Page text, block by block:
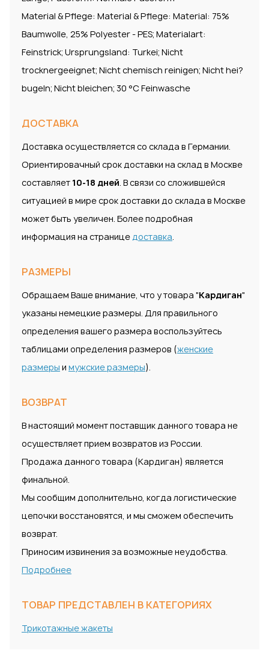
Material & Pflege: Material & Pflege: Material: 75%
Baumwolle, 25% Polyester - PES; Materialart:
Feinstrick; Ursprungsland: Turkei; Nicht
trocknergeeignet; Nicht chemisch reinigen; Nicht hei?
bugeln; Nicht bleichen; 30 °C Feinwasche
ДОСТАВКА
Доставка осуществляется со склада в Германии.
Ориентировачный срок доставки на склад в Москве
составляет 10-18 дней. В связи со сложившейся
ситуацией в мире срок доставки до склада в Москве
может быть увеличен. Более подробная
информация на страницедоставка.
РАЗМЕРЫ
Обращаем Ваше внимание, что у товара "Кардиган"
указаны немецкие размеры. Для правильного
определения вашего размера воспользуйтесь
таблицами определения размеров (женские
размеры и мужские размеры).
ВОЗВРАТ
В настоящий момент поставщик данного товара не
осуществляет прием возвратов из России.
Продажа данного товара (Кардиган) является
финальной.
Мы сообщим дополнительно, когда логистические
цепочки восстановятся, и мы сможем обеспечить
возврат.
Приносим извинения за возможные неудобства.
Подробнее
ТОВАР ПРЕДСТАВЛЕН В КАТЕГОРИЯХ
Трикотажные жакеты